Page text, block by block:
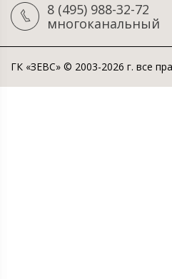
8 (495) 988-32-72
многоканальный
ГК «ЗЕВС» © 2003-2026 г. все